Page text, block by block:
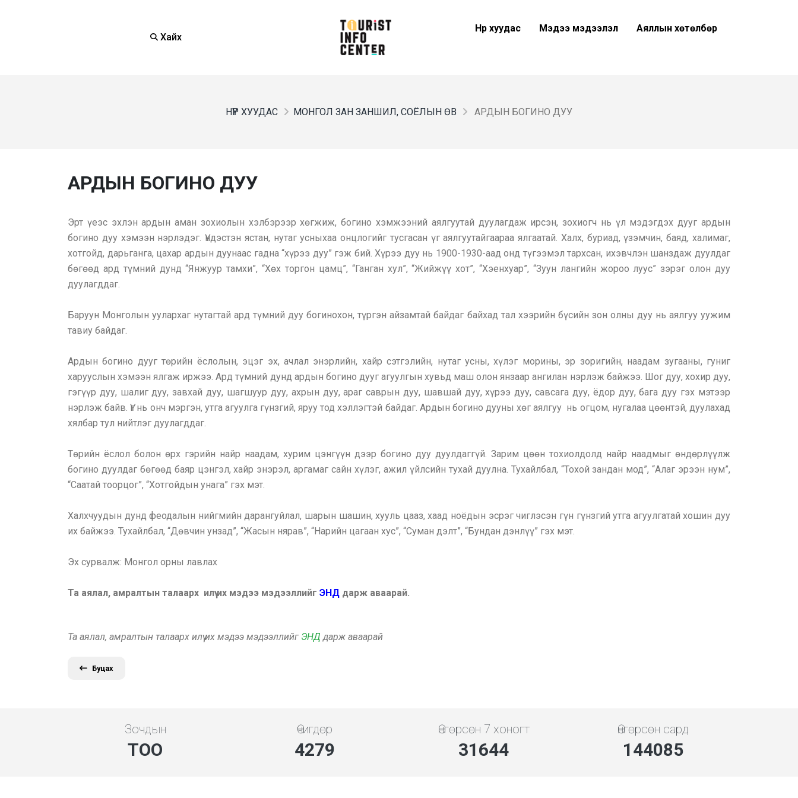
Хайх
Нүүр хуудас Мэдээ мэдээлэл Аяллын хөтөлбөр
НҮҮР ХУУДАС МОНГОЛ ЗАН ЗАНШИЛ, СОЁЛЫН ӨВ АРДЫН БОГИНО ДУУ
АРДЫН БОГИНО ДУУ
Эрт үеэс эхлэн ардын аман зохиолын хэлбэрээр хөгжиж, богино хэмжээний аялгуутай дуулагдаж ирсэн, зохиогч нь үл мэдэгдэх дууг ардын
богино дуу хэмээн нэрлэдэг. Үндэстэн ястан, нутаг усныхаа онцлогийг тусгасан үг аялгуутайгаараа ялгаатай. Халх, буриад, үзэмчин, баяд, халимаг,
хотгойд, дарьганга, цахар ардын дуунаас гадна “хүрээ дуу” гэж бий. Хүрээ дуу нь 1900-1930-аад онд түгээмэл тархсан, ихэвчлэн шанздаж дуулдаг
бөгөөд ард түмний дунд “Янжуур тамхи”, “Хөх торгон цамц”, “Ганган хул”, “Жийжүү хот”, “Хэенхуар”, “Зуун лангийн жороо луус” зэрэг олон дуу
дуулагддаг.
Баруун Монголын уулархаг нутагтай ард түмний дуу богинохон, түргэн айзамтай байдаг байхад тал хээрийн бүсийн зон олны дуу нь аялгуу уужим
тавиу байдаг.
Ардын богино дууг төрийн ёслолын, эцэг эх, ачлал энэрлийн, хайр сэтгэлийн, нутаг усны, хүлэг морины, эр зоригийн, наадам зугааны, гуниг
харууслын хэмээн ялгаж иржээ. Ард түмний дунд ардын богино дууг агуулгын хувьд маш олон янзаар ангилан нэрлэж байжээ. Шог дуу, хохир дуу,
гэгүүр дуу, шалиг дуу, завхай дуу, шагшуур дуу, ахрын дуу, араг саврын дуу, шавшай дуу, хүрээ дуу, савсага дуу, ёдор дуу, бага дуу гэх мэтээр
нэрлэж байв. Үг нь онч мэргэн, утга агуулга гүнзгий, яруу тод хэллэгтэй байдаг. Ардын богино дууны хөг аялгуу нь огцом, нугалаа цөөнтэй, дуулахад
хялбар тул нийтлэг дуулагддаг.
Төрийн ёслол болон өрх гэрийн найр наадам, хурим цэнгүүн дээр богино дуу дуулдаггүй. Зарим цөөн тохиолдолд найр наадмыг өндөрлүүлж
богино дуулдаг бөгөөд баяр цэнгэл, хайр энэрэл, аргамаг сайн хүлэг, ажил үйлсийн тухай дуулна. Тухайлбал, “Тохой зандан мод”, “Алаг эрээн нум”,
“Саатай тоорцог”, “Хотгойдын унага” гэх мэт.
Халхчуудын дунд феодалын нийгмийн дарангуйлал, шарын шашин, хууль цааз, хаад ноёдын эсрэг чиглэсэн гүн гүнзгий утга агуулгатай хошин дуу
их байжээ. Тухайлбал, “Дөвчин унзад”, “Жасын нярав”, “Нарийн цагаан хус”, “Суман дэлт”, “Бундан дэнлүү” гэх мэт.
Эх сурвалж: Монгол орны лавлах
Та аялал, амралтын талаарх илүү их мэдээ мэдээллийг ЭНД дарж аваарай.
Та аялал, амралтын талаарх илүү их мэдээ мэдээллийг ЭНД дарж аваарай
Буцах
Зочдын
ТОО
Өчигдөр
4279
Өнгөрсөн 7 хоногт
31644
Өнгөрсөн сард
144085